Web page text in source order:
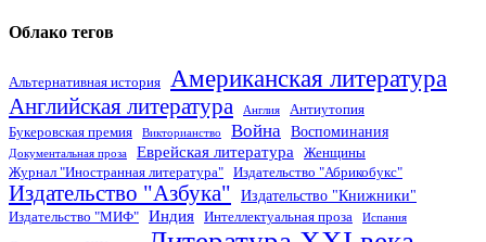
Облако тегов
Альтернативная история Американская литература
Английская литература Англия
Антиутопия
Букеровская премия
Викторианство Война Воспоминания
Документальная проза Еврейская литература
Женщины
Журнал "Иностранная литература"
Издательство "Абрикобукс"
Издательство "Азбука" Издательство "Книжники"
Издательство "МИФ" Индия Интеллектуальная проза Испания